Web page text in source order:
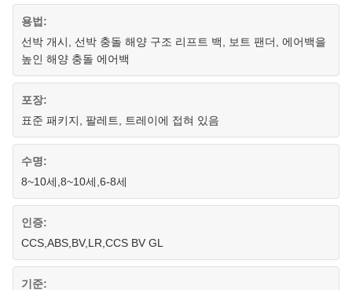
용법:
선박 개시, 선박 충돌 해양 구조 리프트 백, 보트 팬더, 에어백을
높인 해양 충돌 에어백
포장:
표준 패키지, 팔레트, 트레이에 접혀 있음
수명:
8~10세,8~10세,6-8세
인증:
CCS,ABS,BV,LR,CCS BV GL
기준: